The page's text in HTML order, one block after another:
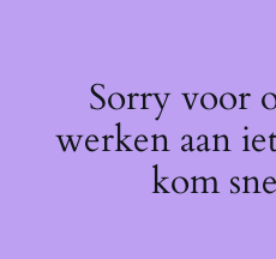
Sorry voor
werken aan
kom